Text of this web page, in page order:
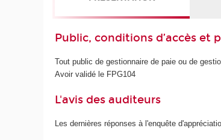
Public, conditions d’accès et
Tout public de gestionnaire de paie ou de
Avoir validé le FPG104
L'avis des auditeurs
Les dernières réponses à l'enquête